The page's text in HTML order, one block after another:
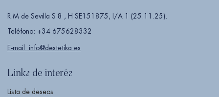
R.M de Sevilla S 8 , H SE151875, I/A 1 (25.11.25).
Teléfono: +34 675628332
E-mail: info@destetika.es
Links de interés
Lista de deseos